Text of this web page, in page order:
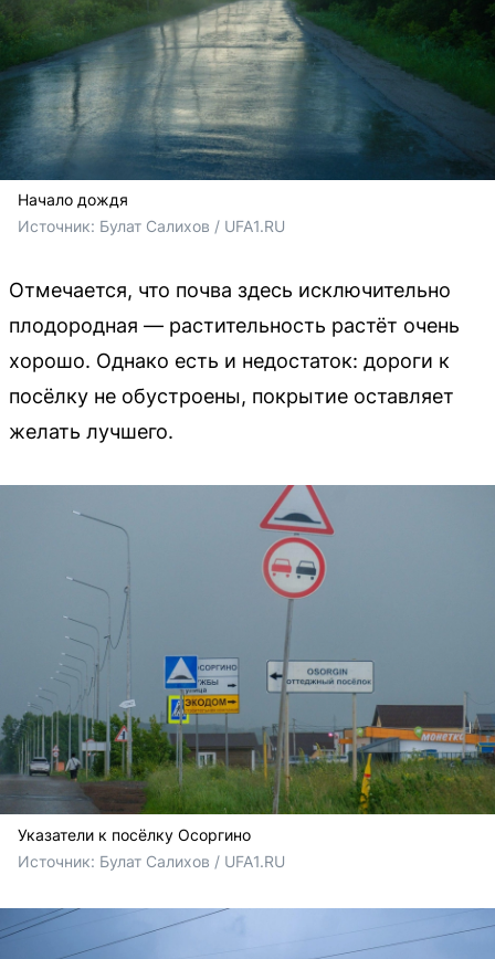
Начало дождя
Источник: Булат Салихов / UFA1.RU
Отмечается, что почва здесь исключительно
плодородная — растительность растёт очень
хорошо. Однако есть и недостаток: дороги к
посёлку не обустроены, покрытие оставляет
желать лучшего.
Указатели к посёлку Осоргино
Источник: Булат Салихов / UFA1.RU